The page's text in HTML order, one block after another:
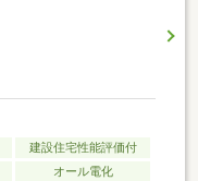
建設住宅性能評価付
オール電化